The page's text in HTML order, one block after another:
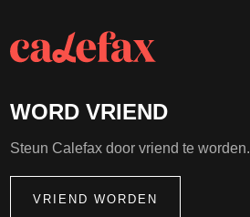
WORD VRIEND
Steun Calefax door vriend te worden.
VRIEND WORDEN